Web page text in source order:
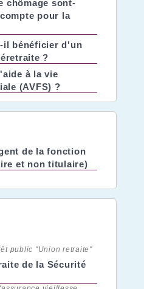
chômage sont-
pour la
il bénéficier d'un
?
à la vie
(AVFS) ?
de la fonction
et non titulaire)
public "Union retraite"
de la Sécurité